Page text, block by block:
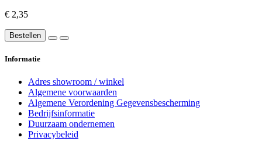
€ 2,35
Bestellen
Informatie
Adres showroom / winkel
Algemene voorwaarden
Algemene Verordening Gegevensbescherming
Bedrijfsinformatie
Duurzaam ondernemen
Privacybeleid